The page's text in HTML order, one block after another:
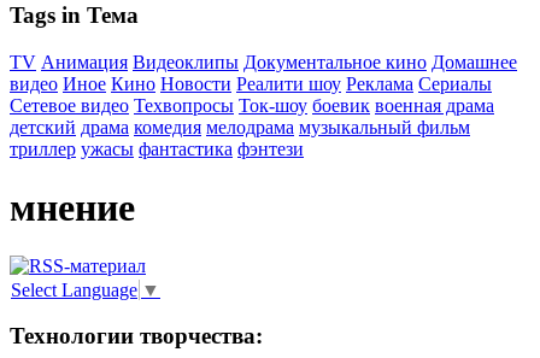
Tags in Тема
TV Анимация Видеоклипы Документальное кино Домашнее
видео Иное Кино Новости Реалити шоу Реклама Сериалы
Сетевое видео Техвопросы Ток-шоу боевик военная драма
детский драма комедия мелодрама музыкальный фильм
триллер ужасы фантастика фэнтези
мнение
Select Language ▼
Технологии творчества: